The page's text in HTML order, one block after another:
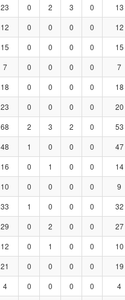
23 0 2 3 0 13
12 0 0 0 0 12
15 0 0 0 0 15
7 0 0 0 0 7
18 0 0 0 0 18
23 0 0 0 0 20
68 2 3 2 0 53
48 1 0 0 0 47
16 0 1 0 0 14
10 0 0 0 0 9
33 1 0 0 0 32
29 0 2 0 0 27
12 0 1 0 0 10
21 0 0 0 0 19
4 0 0 0 0 4